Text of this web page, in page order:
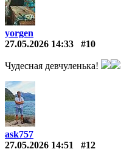
yorgen
27.05.2026 14:33
#10
Чудесная девчуленька!
ask757
27.05.2026 14:51
#12